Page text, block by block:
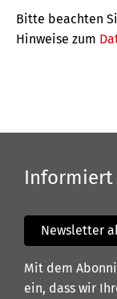
Bitte beachten
Hinweise zum
Informiert
Newsletter
Mit dem
ein, dass wir